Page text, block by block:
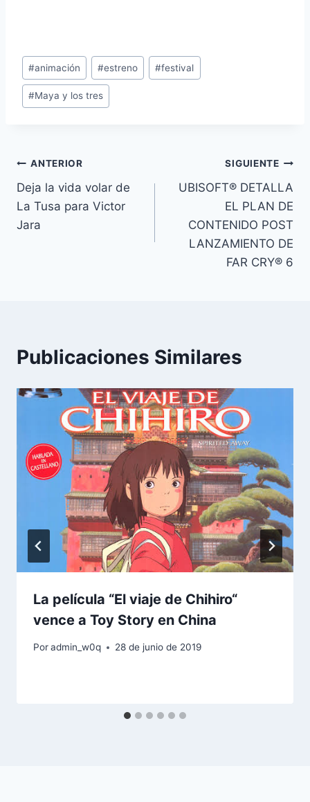
Etiquetas
de
la
#animación #estreno #festival
#Maya y los tres
Navegación
de
entradas
ANTERIOR
Deja la vida volar de
La Tusa para Victor
Jara
SIGUIENTE
UBISOFT® DETALLA
EL PLAN DE
CONTENIDO POST
LANZAMIENTO DE
FAR CRY® 6
Publicaciones Similares
La película “El viaje de Chihiro“
vence a Toy Story en China
Poradmin_w0q 28 de junio de 2019